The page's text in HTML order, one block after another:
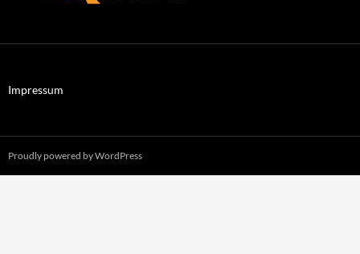
Impressum
Proudly powered by WordPress